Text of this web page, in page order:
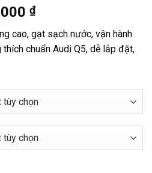
₫Khoảng
từ
129.000 ₫
cao, gạt sạch nước, vận hành
chuẩn Audi Q5, dễ lắp đặt,
mềm số lượng